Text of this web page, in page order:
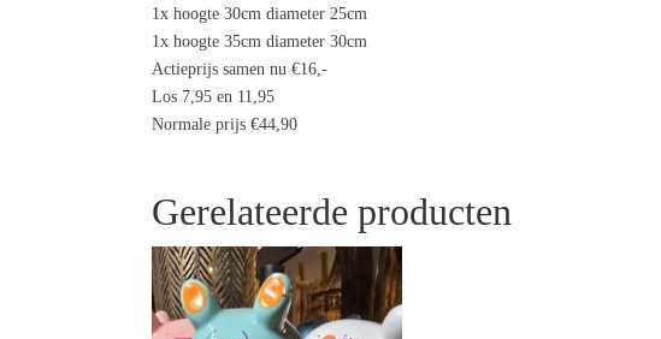
1x hoogte 30cm diameter 25cm
1x hoogte 35cm diameter 30cm
Actieprijs samen nu €16,-
Los 7,95 en 11,95
Normale prijs €44,90
Gerelateerde producten